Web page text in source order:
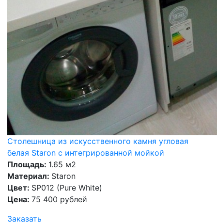
Столешница из искусственного камня угловая
белая Staron с интегрированной мойкой
Площадь: 1.65 м2
Материал: Staron
Цвет: SP012 (Pure White)
Цена: 75 400 рублей
Заказать